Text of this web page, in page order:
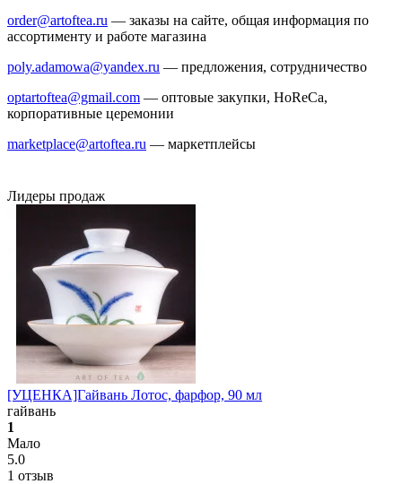
order@artoftea.ru — заказы на сайте, общая информация по
ассортименту и работе магазина
poly.adamowa@yandex.ru — предложения, сотрудничество
optartoftea@gmail.com — оптовые закупки, HoReCa,
корпоративные церемонии
marketplace@artoftea.ru — маркетплейсы
Лидеры продаж
[УЦЕНКА]Гайвань Лотос, фарфор, 90 мл
гайвань
1
Мало
5.0
1 отзыв